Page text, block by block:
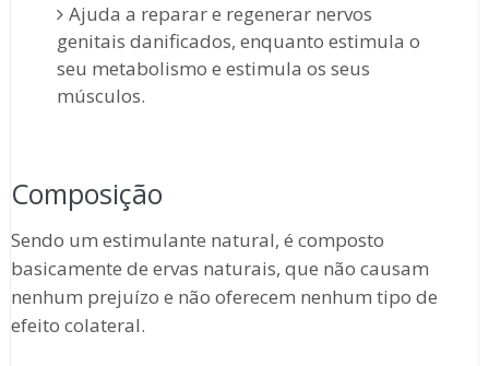
Ajuda a reparar e regenerar nervos
genitais danificados, enquanto estimula o
seu metabolismo e estimula os seus
músculos.
Composição
Sendo um estimulante natural, é composto
basicamente de ervas naturais, que não causam
nenhum prejuízo e não oferecem nenhum tipo de
efeito colateral.